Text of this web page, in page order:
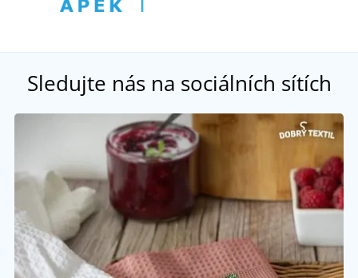
Sledujte nás na sociálních sítích